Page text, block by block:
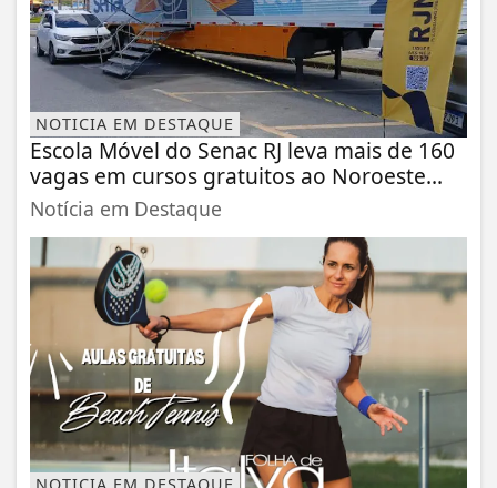
NOTICIA EM DESTAQUE
Escola Móvel do Senac RJ leva mais de 160
vagas em cursos gratuitos ao Noroeste...
Notícia em Destaque